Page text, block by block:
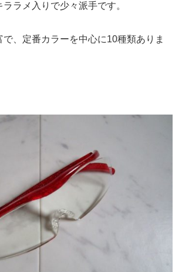
ラメ入りで少々派手です。
で、定番カラーを中心に10種類ありま